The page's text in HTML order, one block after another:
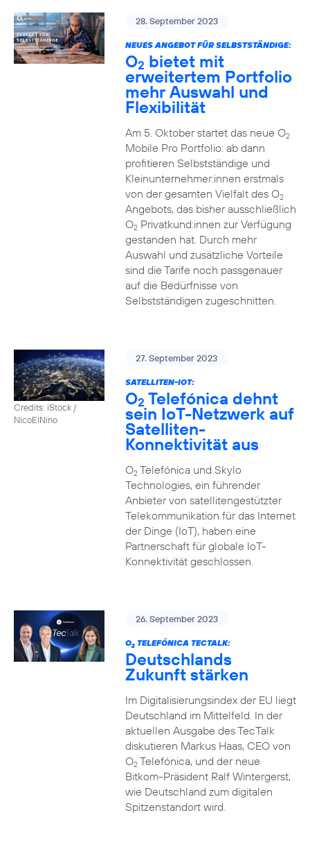
28. September 2023
NEUES ANGEBOT FÜR SELBSTSTÄNDIGE:
O2 bietet mit
erweitertem Portfolio
mehr Auswahl und
Flexibilität
Am 5. Oktober startet das neue O2
Mobile Pro Portfolio: ab dann
profitieren Selbstständige und
Kleinunternehmer:innen erstmals
von der gesamten Vielfalt des O2
Angebots, das bisher ausschließlich
O2Privatkund:innen zur Verfügung
gestanden hat. Durch mehr
Auswahl und zusätzliche Vorteile
sind die Tarife noch passgenauer
auf die Bedürfnisse von
Selbstständigen zugeschnitten.
Credits: iStock /
NicoElNino
27. September 2023
SATELLITEN-IOT:
O2 Telefónica dehnt
sein IoT-Netzwerk auf
Satelliten-
Konnektivität aus
O2Telefónica und Skylo
Technologies, ein führender
Anbieter von satellitengestützter
Telekommunikation für das Internet
der Dinge (IoT), haben eine
Partnerschaft für globale IoT-
Konnektivität geschlossen.
26. September 2023
O2TELEFÓNICA TECTALK:
Deutschlands
Zukunft stärken
Im Digitalisierungsindex der EU liegt
Deutschland im Mittelfeld. In der
aktuellen Ausgabe des TecTalk
diskutieren Markus Haas, CEO von
O2Telefónica, und der neue
Bitkom-Präsident Ralf Wintergerst,
wie Deutschland zum digitalen
Spitzenstandort wird.